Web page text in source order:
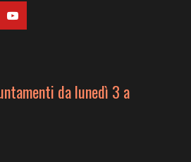
da lunedì 3 a